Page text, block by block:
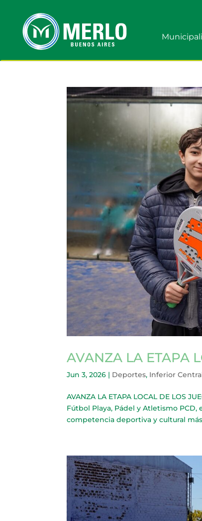
AVANZA LA ETAPA
Jun 3, 2026 | Deportes, Inferior
AVANZA LA ETAPA LOCAL DE LOS
Fútbol Playa, Pádel y Atletismo
competencia deportiva y cultural